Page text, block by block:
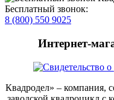
Бесплатный звонок:
8 (800) 550 9025
Интернет-
Квадродел» – компания,